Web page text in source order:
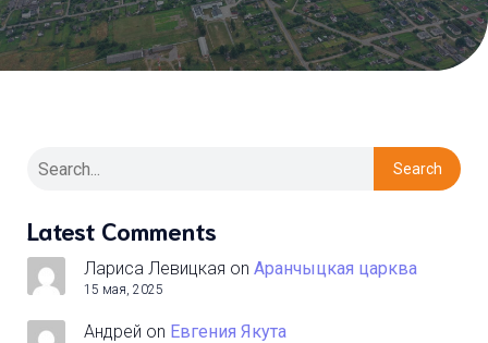
Search
Latest Comments
Лариса Левицкая on Аранчыцкая царква
15 мая, 2025
Андрей on Евгения Якута